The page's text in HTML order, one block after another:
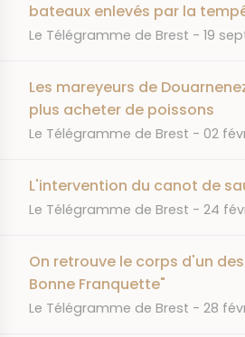
bateaux enlevés par la
JOURNAL
Le Télégramme de Brest DATE
19
Les mareyeurs de
plus acheter de poissons
JOURNAL
Le Télégramme de Brest DATE
02
L'intervention du canot de
JOURNAL
Le Télégramme de Brest DATE
24
On retrouve le corps d'un
Bonne Franquette"
JOURNAL
Le Télégramme de Brest DATE
28